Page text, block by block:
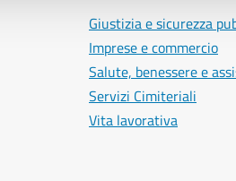
Giustizia e sicurezza
Imprese e commercio
Salute, benessere e
Servizi Cimiteriali
Vita lavorativa